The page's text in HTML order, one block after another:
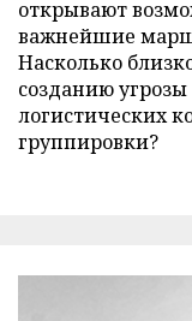
открывают
важнейшие
Насколько
созданию
логистических
группировки?